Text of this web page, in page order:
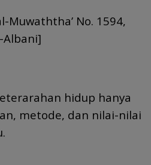
Muwaththa’ No. 1594,
Albani]
hidup hanya
metode, dan nilai-nilai